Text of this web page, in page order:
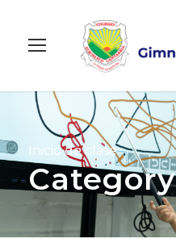
Inicio de clase
Category